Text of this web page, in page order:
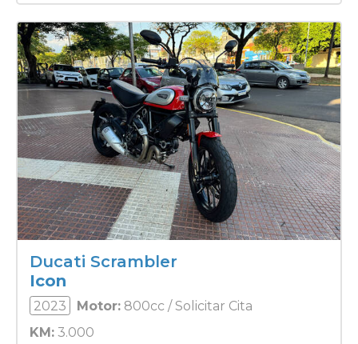
Ducati Scrambler
Icon
2023 Motor: 800cc / Solicitar Cita
KM: 3.000